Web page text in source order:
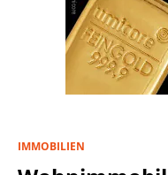
IMMOBILIEN